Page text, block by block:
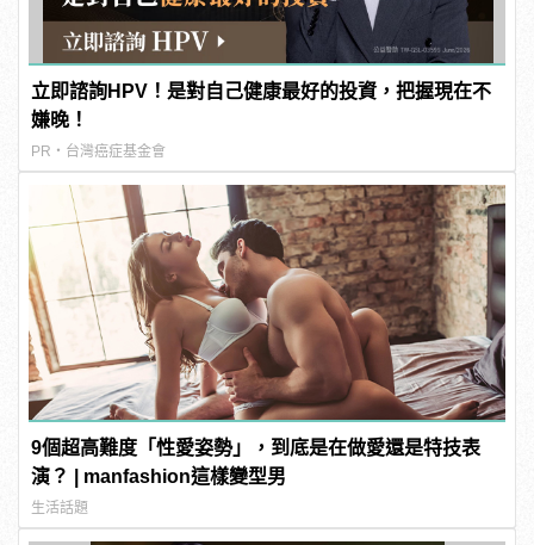
立即諮詢HPV！是對自己健康最好的投資，把握現在不
嫌晚！
PR・台灣癌症基金會
9個超高難度「性愛姿勢」，到底是在做愛還是特技表
演？ | manfashion這樣變型男
生活話題